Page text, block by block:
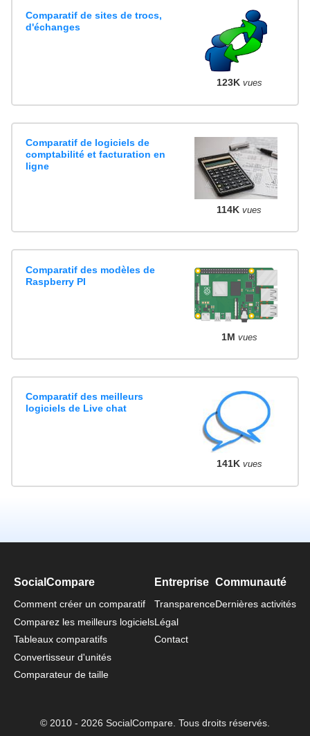
Comparatif de sites de trocs,
d'échanges
123K vues
Comparatif de logiciels de
comptabilité et facturation en
ligne
114K vues
Comparatif des modèles de
Raspberry PI
1M vues
Comparatif des meilleurs
logiciels de Live chat
141K vues
SocialCompare
Comment créer un comparatif
Comparez les meilleurs logiciels
Tableaux comparatifs
Convertisseur d'unités
Comparateur de taille
Entreprise
Transparence
Légal
Contact
Communauté
Dernières activités
© 2010 - 2026 SocialCompare. Tous droits réservés.